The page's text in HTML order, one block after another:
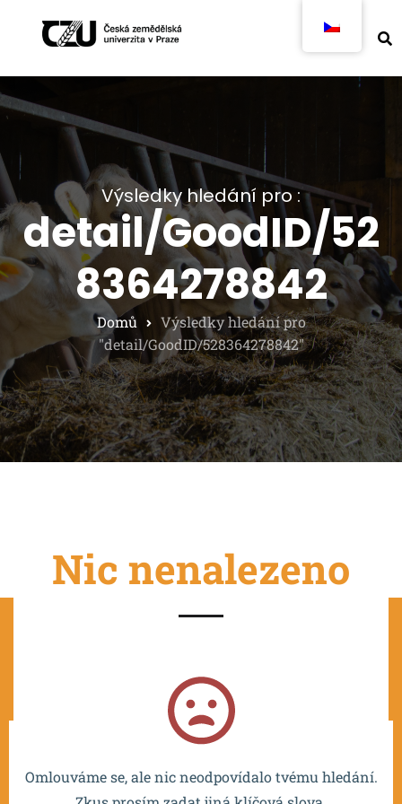
Výsledky hledání pro :
detail/GoodID/52
8364278842
Domů
Výsledky hledání pro
"detail/GoodID/528364278842"
Nic nenalezeno
Omlouváme se, ale nic neodpovídalo tvému hledání.